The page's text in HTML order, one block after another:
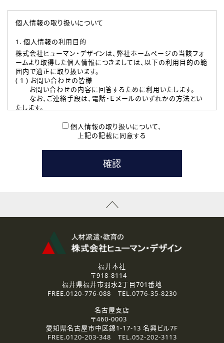
個人情報の取り扱いについて
1. 個人情報の利用目的
株式会社ヒューマン・デザインは、弊社ホームページの当該フォ
ームより取得した個人情報につきましては、以下の利用目的の範
囲内で適正に取り扱います。
( 1 ) お問い合わせの皆様
お問い合わせの内容に回答するために利用いたします。
なお、ご連絡手段は、電話・Ｅメールのいずれかの方法とい
たします。
本登録に関するご連絡および本登録時の参考情報として利
たします。
( 3 ) スタッフ派遣を検討されている企業の皆様
お問い合わせの内容に回答するために利用いたします。
なお、ご連絡手段は、電話・Ｅメールのいずれかの方法とい
資料送付、受講相談に関するご連絡のために利用いたしま
その他、お問い合わせの内容に回答するために利用いたし
なお、ご連絡手段は、電話・Ｅメールのいずれかの方法とい
2.個人情報の第三者提供
ご提供いただいた個人情報は、法令等の規定に従う場合を除き、
3.個人情報の取り扱いの委託
弊社の定める個人情報保護の評価基準を満たした委託先に、個
人情報を委託する場合があります。
個人情報の取り扱いについて、
上記の記載に同意する
福井本社
〒918-8114
福井県福井市羽水2丁目701番地
FREE.0120-776-088 TEL.0776-35-8230
名古屋支店
〒460-0003
愛知県名古屋市中区錦1-17-13 名興ビル7F
FREE.0120-203-348 TEL.052-202-3113